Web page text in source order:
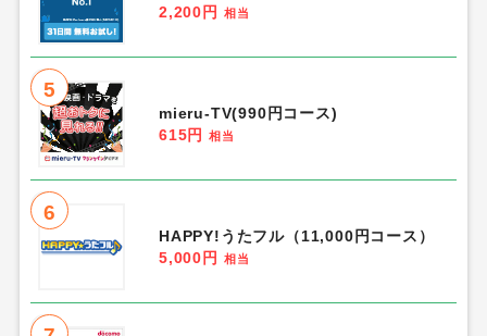
2,200円
相当
5
mieru-TV(990円コース)
615円
相当
6
HAPPY!うたフル（11,000円コース）
5,000円
相当